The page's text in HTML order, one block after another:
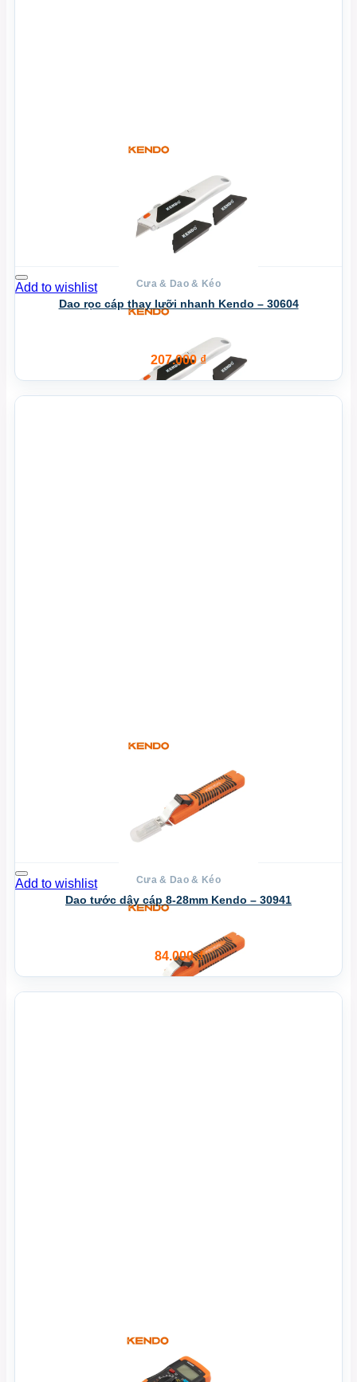
Add to wishlist Cưa & Dao & Kéo
Dao rọc cáp thay lưỡi nhanh Kendo – 30604
207.000₫
Add to wishlist Cưa & Dao & Kéo
Dao tước dây cáp 8-28mm Kendo – 30941
84.000₫